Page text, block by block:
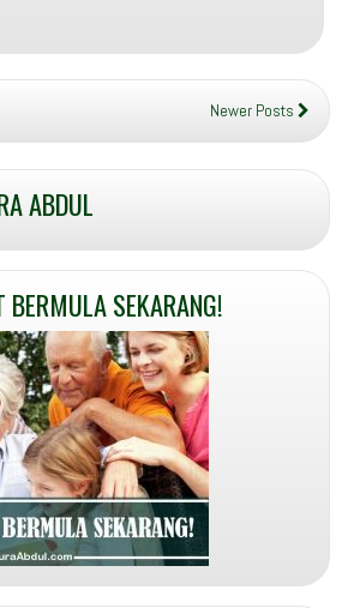
Newer Posts
ABDUL
BERMULA SEKARANG!